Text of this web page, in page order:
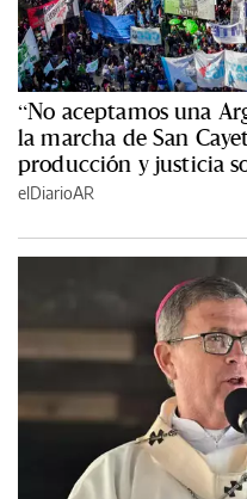
“No aceptamos una
la marcha de San
producción y justicia
elDiarioAR